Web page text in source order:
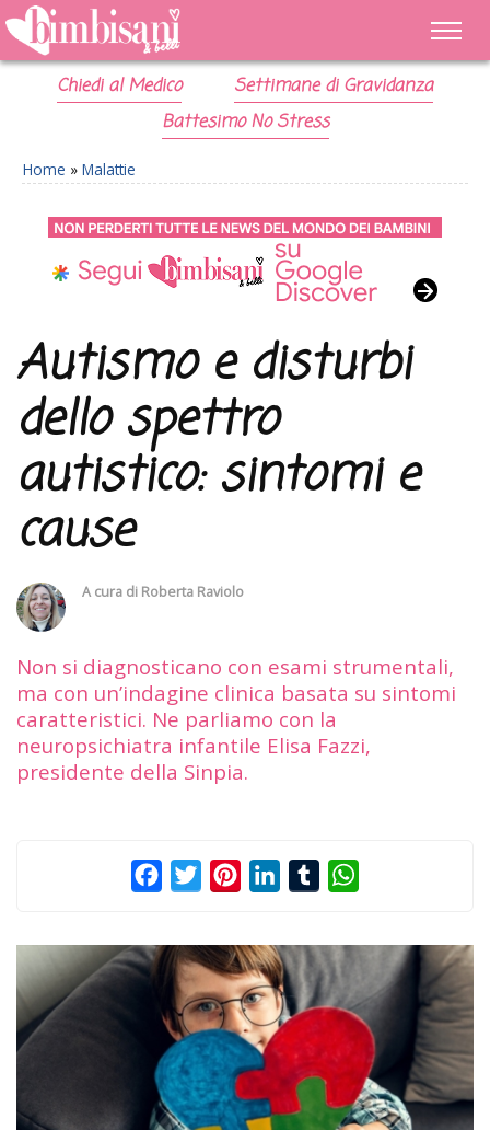
Chiedi al Medico
Settimane di Gravidanza
Battesimo No Stress
Home » Malattie
Autismo e disturbi
dello spettro
autistico: sintomi e
cause
A cura di Roberta Raviolo
Non si diagnosticano con esami strumentali,
ma con un’indagine clinica basata su sintomi
caratteristici. Ne parliamo con la
neuropsichiatra infantile Elisa Fazzi,
presidente della Sinpia.
FacebookTwitterPinterestLinkedInTumblr